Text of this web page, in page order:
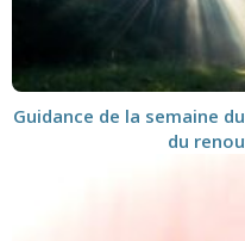
Guidance de la semaine
du